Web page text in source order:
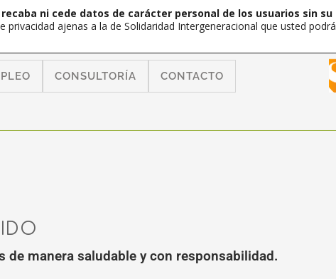
CONSULTORÍA CONTACTO
manera saludable y con responsabilidad.
ni cede datos de carácter personal de los usuarios sin su
ajenas a la de Solidaridad Intergeneracional que usted podrá